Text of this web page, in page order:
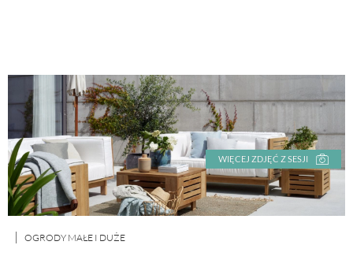
WIĘCEJ ZDJĘĆ Z SESJI
OGRODY MAŁE I DUŻE